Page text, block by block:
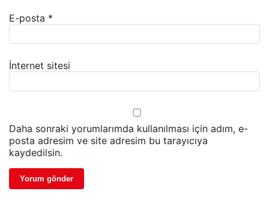
E-posta *
İnternet sitesi
Daha sonraki yorumlarımda kullanılması için adım, e-
posta adresim ve site adresim bu tarayıcıya
kaydedilsin.